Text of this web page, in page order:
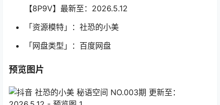
【8P9V】最新至：2026.5.12
「资源模特」：社恐的小美
「网盘类型」：百度网盘
预览图片